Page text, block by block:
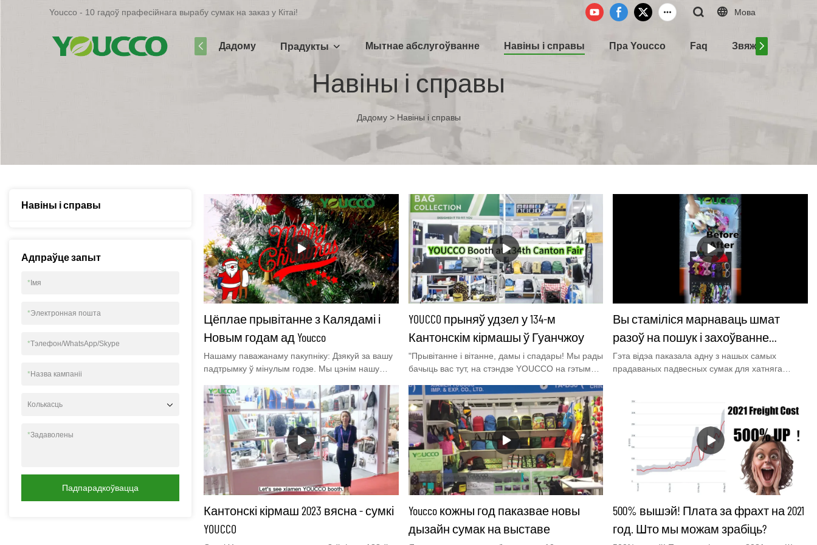
Youcco - 10 гадоў прафесійнага вырабу сумак на заказ у Кітаі! Мова
Дадому Прадукты Мытнае абслугоўванне Навіны і справы Пра Youcco Faq Звяжыцеся з
Навіны і справы
Дадому > Навіны і справы
Навіны і справы
Адпраўце запыт
* Імя
*Электронная пошта
*Тэлефон/WhatsApp/Skype
*Назва кампаніі
Колькасць
*Задаволены
Падпарадкоўвацца
Цёплае прывітанне з Калядамі і
Новым годам ад Youcco
Нашаму паважанаму пакупніку: Дзякуй за вашу
падтрымку ў мінулым годзе. Мы цэнім нашу
чакаем гэтага ў будучыні. Няхай ваша Каляды
будуць шчаслівымі і блаславёнымі.
YOUCCO прыняў удзел у 134-м
Кантонскім кірмашы ў Гуанчжоу
"Прывітанне і вітанне, дамы і спадары! Мы рады
бачыць вас тут, на стэндзе YOUCCO на гэтым
сумак. Я Бэла, і я вельмі рады правесці вас у
падарожжа па нашых апошніх і самая стыльная
калекцыя сумак, уключаючы заплечнікі,
партфелі, школьныя сумкі, сумкі праз плячо і г.д.
Вы стаміліся марнаваць шмат
разоў на пошук і захоўванне
модных аксесуараў? Паглядзіце,
вось рашэнне.
Гэта відэа паказала адну з нашых самых
прадаваных падвесных сумак для хатняга
вялікі кішэню для захоўвання вялікіх павязак
або некаторых павязак на жорсткую паліцу. 8
невялікіх кішэняў для бантаў з сонцаахоўнымі
акулярамі і 10 гаплікаў для дзіцячых мяккіх
павязак.
Кантонскі кірмаш 2023 вясна - сумкі
YOUCCO
Youcco кожны год паказвае новы
дызайн сумак на выставе
500% вышэй! Плата за фрахт на 2021
год. Што мы можам зрабіць?